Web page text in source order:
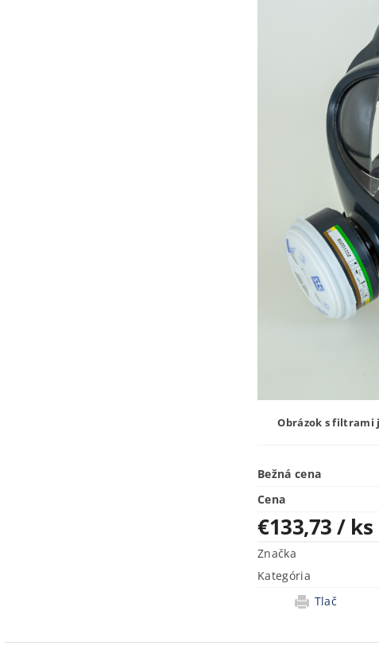
Obrázok s filtrami
Bežná cena
Cena
€133,73/ ks
Značka
Kategória
Tlač